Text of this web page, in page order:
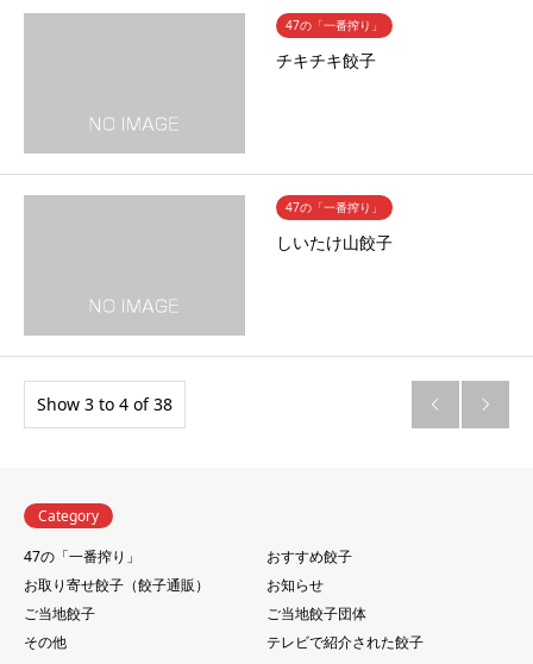
47の「一番搾り」
チキチキ餃子
47の「一番搾り」
しいたけ山餃子
Show 3 to 4 of 38  
Category
47の「一番搾り」
おすすめ餃子
お取り寄せ餃子（餃子通販）
お知らせ
ご当地餃子
ご当地餃子団体
その他
テレビで紹介された餃子